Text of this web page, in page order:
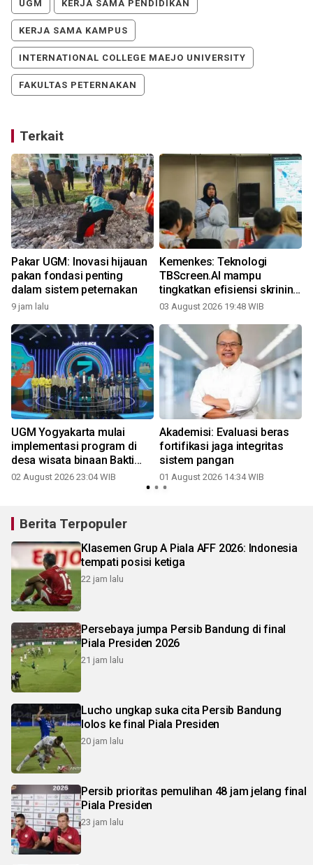
UGM KERJA SAMA PENDIDIKAN
KERJA SAMA KAMPUS
INTERNATIONAL COLLEGE MAEJO UNIVERSITY
FAKULTAS PETERNAKAN
Terkait
Pakar UGM: Inovasi hijauan
pakan fondasi penting
dalam sistem peternakan
9 jam lalu
Kemenkes: Teknologi
TBScreen.AI mampu
tingkatkan efisiensi skrining
TB
03 August 2026 19:48 WIB
UGM Yogyakarta mulai
implementasi program di
desa wisata binaan Bakti
BCA
02 August 2026 23:04 WIB
Akademisi: Evaluasi beras
fortifikasi jaga integritas
sistem pangan
01 August 2026 14:34 WIB
Berita Terpopuler
Klasemen Grup A Piala AFF 2026: Indonesia
tempati posisi ketiga
22 jam lalu
Persebaya jumpa Persib Bandung di final
Piala Presiden 2026
21 jam lalu
Lucho ungkap suka cita Persib Bandung
lolos ke final Piala Presiden
20 jam lalu
Persib prioritas pemulihan 48 jam jelang final
Piala Presiden
23 jam lalu